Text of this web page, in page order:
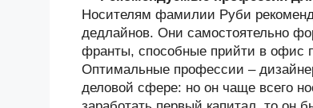
Носителям фамилии Руби
дедлайнов. Они самостоятельно
франты, способные прийти в офис
Оптимальные профессии –
деловой сфере: но он чаще всего